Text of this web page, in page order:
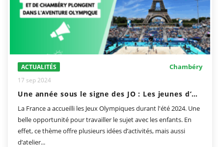
ACTUALITÉS Chambéry
17 sep 2024
Une année sous le signe des JO : Les jeunes d’Albertville et de Chambéry plongent dans l’aventure olympique
La France a accueilli les Jeux Olympiques durant l'été 2024. Une
belle opportunité pour travailler le sujet avec les enfants. En
effet, ce thème offre plusieurs idées d’activités, mais aussi
d’atelier...